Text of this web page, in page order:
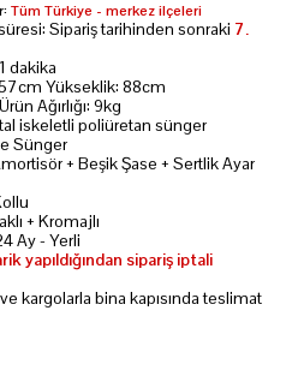
Tüm Türkiye - merkez ilçeleri
Sipariş tarihinden sonraki 7.
dakika
Yükseklik: 88cm
Ağırlığı: 9kg
iskeletli poliüretan sünger
Sünger
+ Beşik Şase + Sertlik Ayar
+ Kromajlı
Ay - Yerli
yapıldığından sipariş iptali
kargolarla bina kapısında teslimat